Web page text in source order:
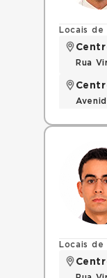
Locais
Rua
Locais